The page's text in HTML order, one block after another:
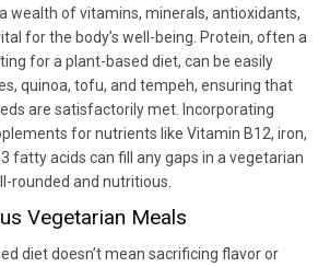
wealth of vitamins, minerals, antioxidants,
for the body’s well-being. Protein, often a
for a plant-based diet, can be easily
quinoa, tofu, and tempeh, ensuring that
are satisfactorily met. Incorporating
for nutrients like Vitamin B12, iron,
fatty acids can fill any gaps in a vegetarian
rounded and nutritious.
Vegetarian Meals
diet doesn’t mean sacrificing flavor or